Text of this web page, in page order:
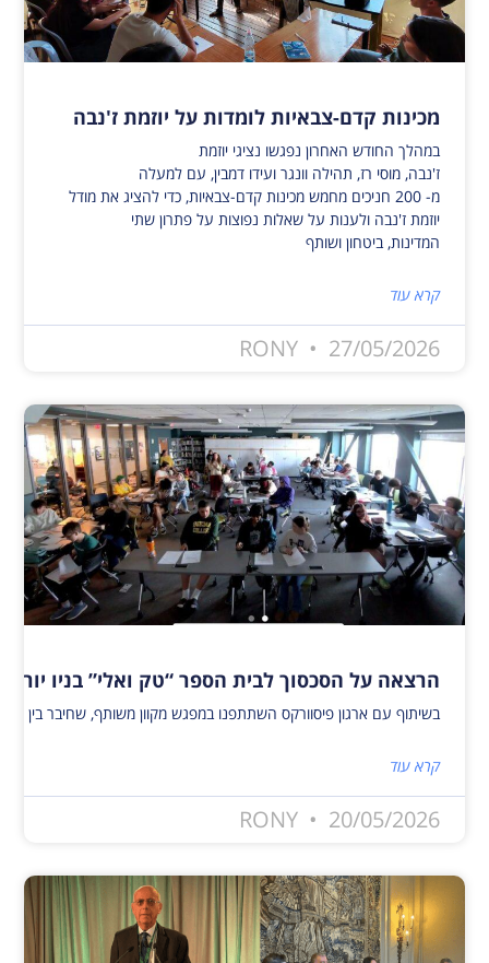
מכינות קדם-צבאיות לומדות על יוזמת ז'נבה
במהלך החודש האחרון נפגשו נציגי יוזמת
ז'נבה, מוסי רז, תהילה וונגר ועידו דמבין, עם למעלה
מ- 200 חניכים מחמש מכינות קדם-צבאיות, כדי להציג את מודל
יוזמת ז'נבה ולענות על שאלות נפוצות על פתרון שתי
המדינות, ביטחון ושותף
קרא עוד
RONY 27/05/2026
הרצאה על הסכסוך לבית הספר “טק ואלי” בניו יורק
בשיתוף עם ארגון פיסוורקס השתתפנו במפגש מקוון משותף, שחיבר בין פעילי שלום ישראלים ופלסטינים לבין 40 תלמידים מבית הספר טק ואלי בניו יורק. המפגש העניק לתלמידים הזדמנות ייחודית להיחשף לאתגרים, להזדמנויות, לתקוות ולחששות
קרא עוד
RONY 20/05/2026